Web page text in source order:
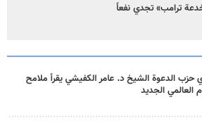
ترامب» تجدي نفعاً
حزب الدعوة الشيخ د. عامر الكفيشي يقرأ ملامح
العالمي الجديد